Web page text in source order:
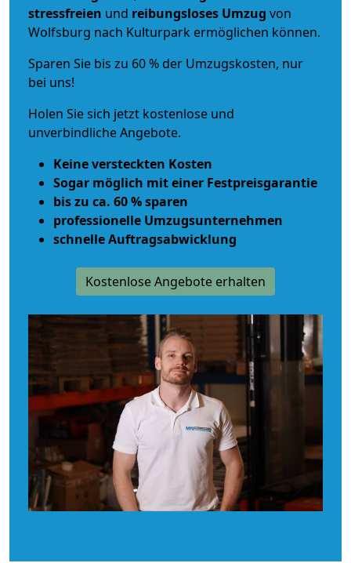
stressfreien und reibungsloses Umzug von
Wolfsburg nach Kulturpark ermöglichen können.
Sparen Sie bis zu 60 % der Umzugskosten, nur
bei uns!
Holen Sie sich jetzt kostenlose und
unverbindliche Angebote.
Keine versteckten Kosten
Sogar möglich mit einer Festpreisgarantie
bis zu ca. 60 % sparen
professionelle Umzugsunternehmen
schnelle Auftragsabwicklung
Kostenlose Angebote erhalten